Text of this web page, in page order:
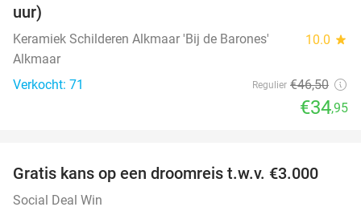
uur)
Keramiek Schilderen Alkmaar 'Bij de Barones' 10.0 star
Alkmaar
Verkocht: 71
Regulier €46,50
€34,95
Gratis kans op een droomreis t.w.v. €3.000
Social Deal Win